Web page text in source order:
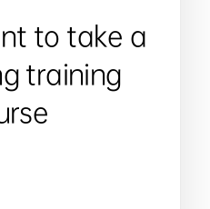
to take a
training